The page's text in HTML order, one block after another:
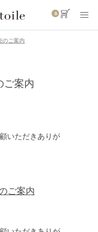
0
のご案内
ご案内
いただきありが
ご案内